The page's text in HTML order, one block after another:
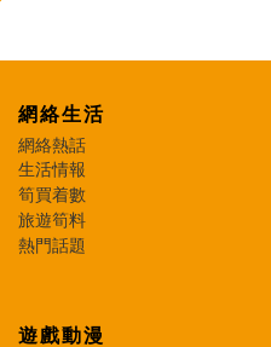
網絡生活
網絡熱話
生活情報
筍買着數
旅遊筍料
熱門話題
遊戲動漫